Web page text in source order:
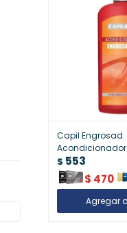
Capil Engrosad.
Acondicionador
Cabello Fino
$ 553
$ 470